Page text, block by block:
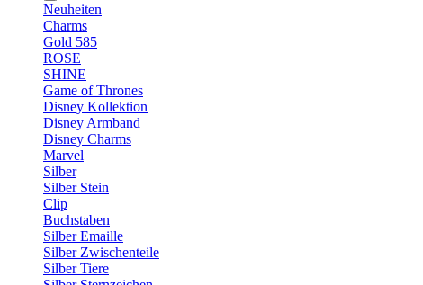
Neuheiten
Charms
Gold 585
ROSE
SHINE
Game of Thrones
Disney Kollektion
Disney Armband
Disney Charms
Marvel
Silber
Silber Stein
Clip
Buchstaben
Silber Emaille
Silber Zwischenteile
Silber Tiere